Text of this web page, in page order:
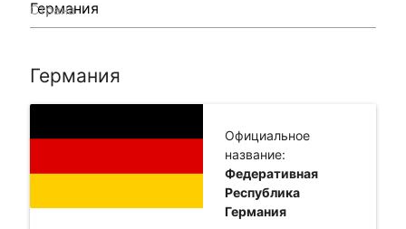
Страна
Германия
Официальное
название:
Федеративная
Республика
Германия